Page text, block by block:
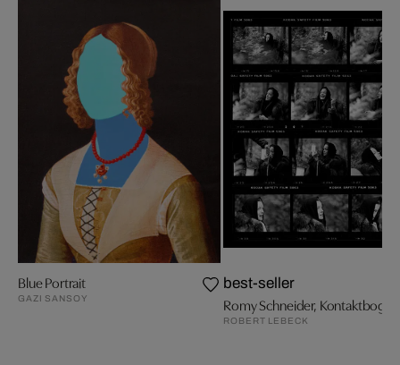
Blue Portrait
GAZI SANSOY
best-seller
Romy Schneider, Kontaktbogen
ROBERT LEBECK